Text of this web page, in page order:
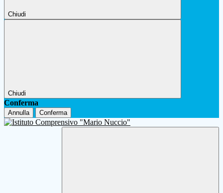
Chiudi
Chiudi
Conferma
Annulla Conferma